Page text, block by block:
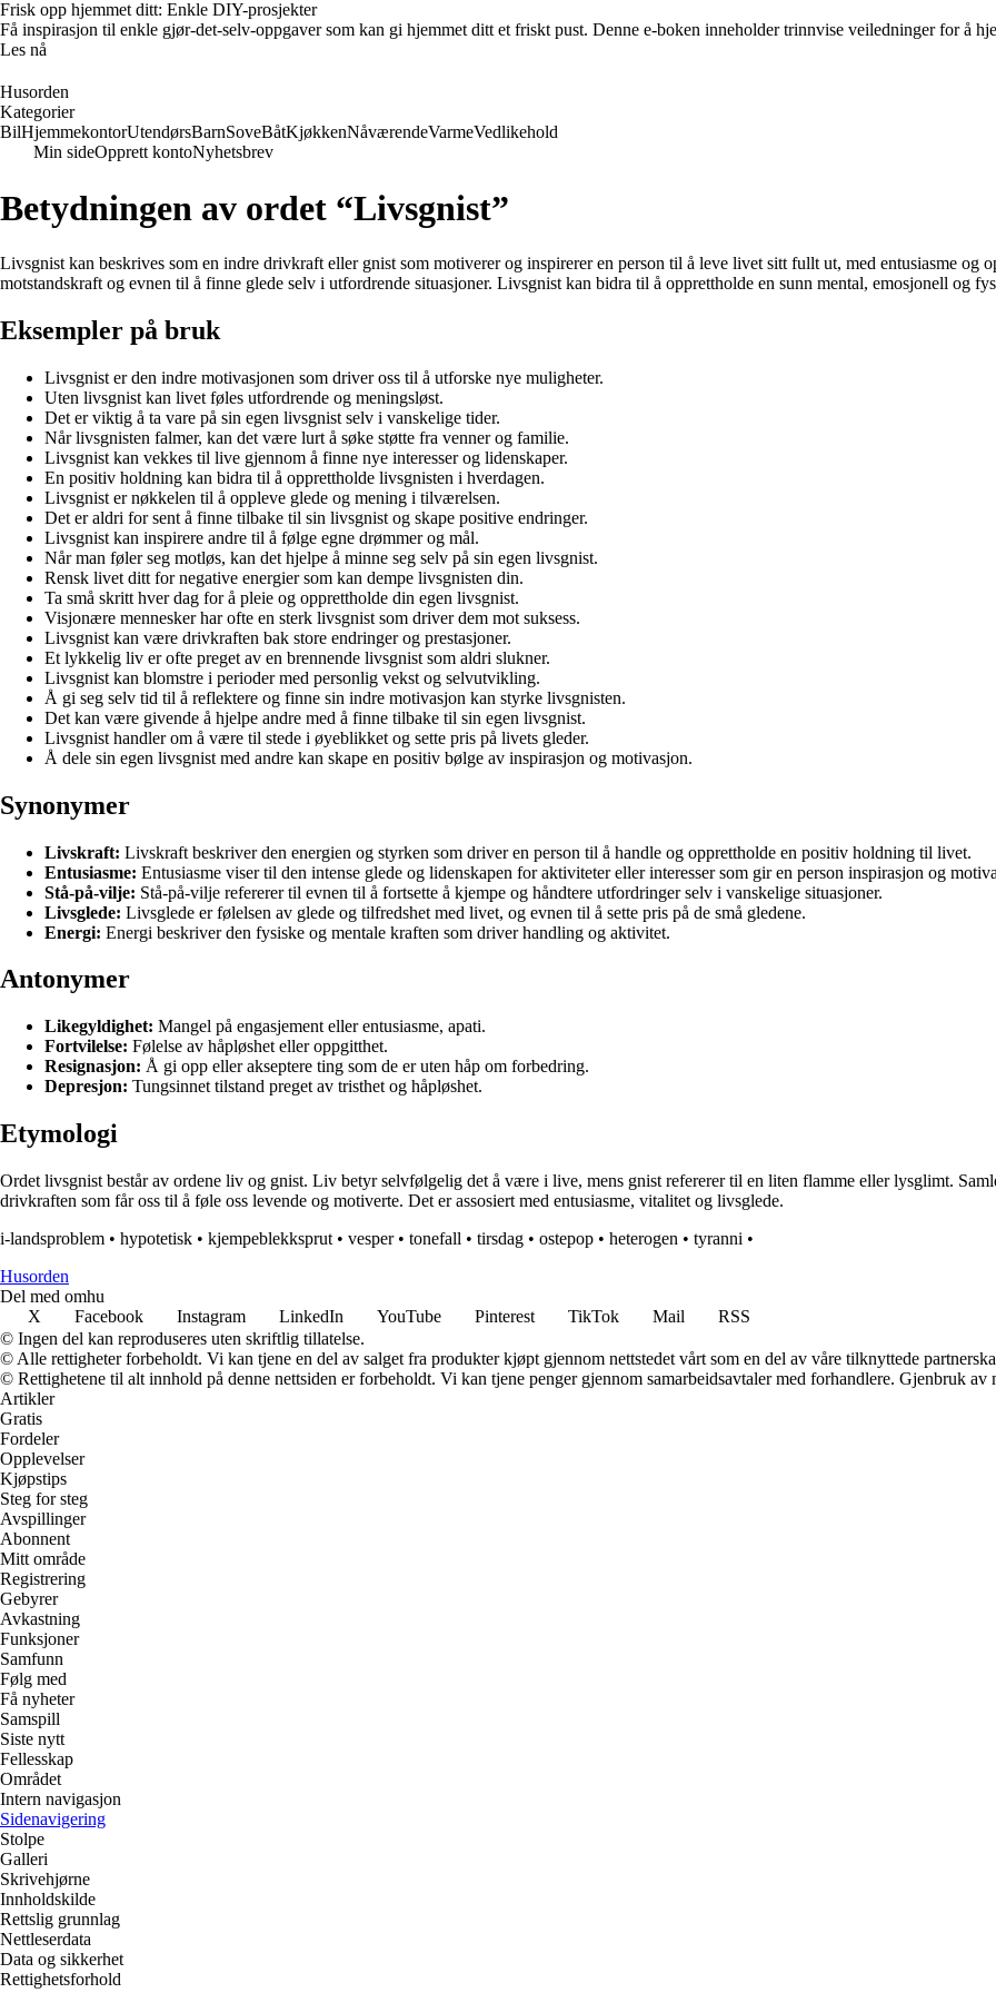
Frisk opp hjemmet ditt: Enkle DIY-prosjekter
Få inspirasjon til enkle gjør-det-selv-oppgaver som kan gi hjemmet ditt et friskt pust. Denne e-boken inneholder trinnvise veiledninger for å
Les nå
Husorden
Kategorier
BilHjemmekontorUtendørsBarnSoveBåtKjøkkenNåværendeVarmeVedlikehold
Min sideOpprett kontoNyhetsbrev
Betydningen av ordet “Livsgnist”
Livsgnist kan beskrives som en indre drivkraft eller gnist som motiverer og inspirerer en person til å leve livet sitt fullt ut, med entusiasme
motstandskraft og evnen til å finne glede selv i utfordrende situasjoner. Livsgnist kan bidra til å opprettholde en sunn mental, emosjonell og
Eksempler på bruk
Livsgnist er den indre motivasjonen som driver oss til å utforske nye muligheter.
Uten livsgnist kan livet føles utfordrende og meningsløst.
Det er viktig å ta vare på sin egen livsgnist selv i vanskelige tider.
Når livsgnisten falmer, kan det være lurt å søke støtte fra venner og familie.
Livsgnist kan vekkes til live gjennom å finne nye interesser og lidenskaper.
En positiv holdning kan bidra til å opprettholde livsgnisten i hverdagen.
Livsgnist er nøkkelen til å oppleve glede og mening i tilværelsen.
Det er aldri for sent å finne tilbake til sin livsgnist og skape positive endringer.
Livsgnist kan inspirere andre til å følge egne drømmer og mål.
Når man føler seg motløs, kan det hjelpe å minne seg selv på sin egen livsgnist.
Rensk livet ditt for negative energier som kan dempe livsgnisten din.
Ta små skritt hver dag for å pleie og opprettholde din egen livsgnist.
Visjonære mennesker har ofte en sterk livsgnist som driver dem mot suksess.
Livsgnist kan være drivkraften bak store endringer og prestasjoner.
Et lykkelig liv er ofte preget av en brennende livsgnist som aldri slukner.
Livsgnist kan blomstre i perioder med personlig vekst og selvutvikling.
Å gi seg selv tid til å reflektere og finne sin indre motivasjon kan styrke livsgnisten.
Det kan være givende å hjelpe andre med å finne tilbake til sin egen livsgnist.
Livsgnist handler om å være til stede i øyeblikket og sette pris på livets gleder.
Å dele sin egen livsgnist med andre kan skape en positiv bølge av inspirasjon og motivasjon.
Synonymer
Livskraft: Livskraft beskriver den energien og styrken som driver en person til å handle og opprettholde en positiv holdning til livet.
Entusiasme: Entusiasme viser til den intense glede og lidenskapen for aktiviteter eller interesser som gir en person inspirasjon og
Stå-på-vilje: Stå-på-vilje refererer til evnen til å fortsette å kjempe og håndtere utfordringer selv i vanskelige situasjoner.
Livsglede: Livsglede er følelsen av glede og tilfredshet med livet, og evnen til å sette pris på de små gledene.
Energi: Energi beskriver den fysiske og mentale kraften som driver handling og aktivitet.
Antonymer
Likegyldighet: Mangel på engasjement eller entusiasme, apati.
Fortvilelse: Følelse av håpløshet eller oppgitthet.
Resignasjon: Å gi opp eller akseptere ting som de er uten håp om forbedring.
Depresjon: Tungsinnet tilstand preget av tristhet og håpløshet.
Etymologi
Ordet livsgnist består av ordene liv og gnist. Liv betyr selvfølgelig det å være i live, mens gnist refererer til en liten flamme eller lysglimt.
drivkraften som får oss til å føle oss levende og motiverte. Det er assosiert med entusiasme, vitalitet og livsglede.
i-landsproblem • hypotetisk • kjempeblekksprut • vesper• tonefall • tirsdag • ostepop • heterogen • tyranni •
Husorden
Del med omhu
X
Facebook Instagram LinkedIn YouTube Pinterest TikTok Mail
RSS
© Ingen del kan reproduseres uten skriftlig tillatelse.
© Alle rettigheter forbeholdt. Vi kan tjene en del av salget fra produkter kjøpt gjennom nettstedet vårt som en del av våre tilknyttede
© Rettighetene til alt innhold på denne nettsiden er forbeholdt. Vi kan tjene penger gjennom samarbeidsavtaler med forhandlere. Gjenbruk
Artikler
Gratis
Fordeler
Opplevelser
Kjøpstips
Steg for steg
Avspillinger
Abonnent
Mitt område
Registrering
Gebyrer
Avkastning
Funksjoner
Samfunn
Følg med
Få nyheter
Samspill
Siste nytt
Fellesskap
Området
Intern navigasjon
Sidenavigering
Stolpe
Galleri
Skrivehjørne
Innholdskilde
Rettslig grunnlag
Nettleserdata
Data og sikkerhet
Rettighetsforhold